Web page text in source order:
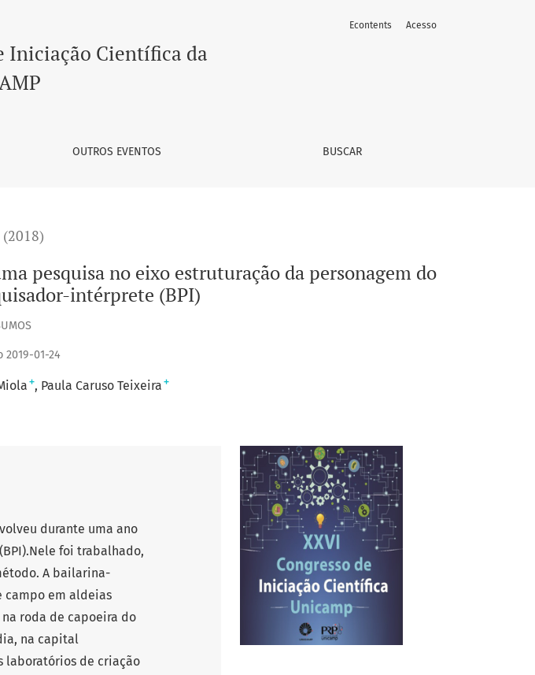
da personagem do método bailarino-pesquisador-intérprete (BPI)
Iniciação Científica da
OUTROS EVENTOS BUSCAR
Econtents Acesso
pesquisa no eixo estruturação da personagem do
intérprete (BPI)
2019-01-24
+ Paula Caruso Teixeira +
durante uma ano
foi trabalhado,
A bailarina-
campo em aldeias
roda de capoeira do
na capital
laboratórios de criação